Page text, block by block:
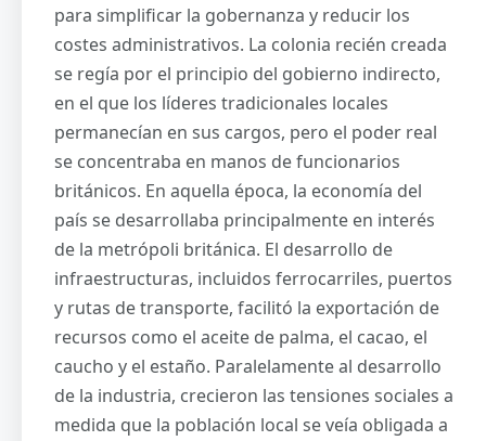
para simplificar la gobernanza y reducir los
costes administrativos. La colonia recién creada
se regía por el principio del gobierno indirecto,
en el que los líderes tradicionales locales
permanecían en sus cargos, pero el poder real
se concentraba en manos de funcionarios
británicos. En aquella época, la economía del
país se desarrollaba principalmente en interés
de la metrópoli británica. El desarrollo de
infraestructuras, incluidos ferrocarriles, puertos
y rutas de transporte, facilitó la exportación de
recursos como el aceite de palma, el cacao, el
caucho y el estaño. Paralelamente al desarrollo
de la industria, crecieron las tensiones sociales a
medida que la población local se veía obligada a